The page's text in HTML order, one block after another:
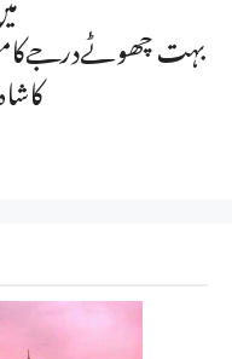
بہت